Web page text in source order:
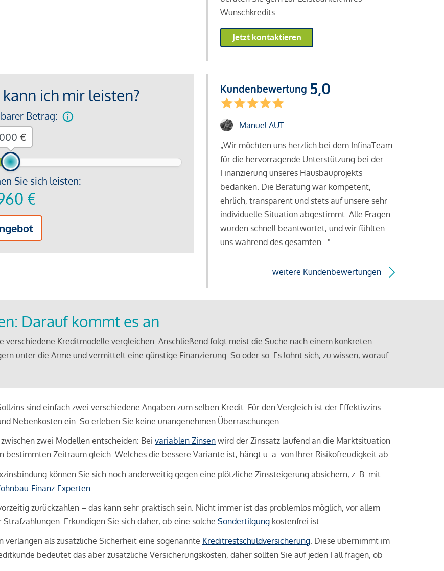
Wunschkredits.
Jetzt kontaktieren
ich mir leisten?
Betrag:
Sie sich leisten:
€
€
Kundenbewertung 5,0
Manuel AUT
„Wir möchten uns herzlich bei dem InfinaTeam
für die hervorragende Unterstützung bei der
Finanzierung unseres Hausbauprojekts
bedanken. Die Beratung war kompetent,
ehrlich, transparent und stets auf unsere sehr
individuelle Situation abgestimmt. Alle Fragen
wurden schnell beantwortet, und wir fühlten
uns während des gesamten..."
weitere Kundenbewertungen
Darauf kommt es an
Kreditmodelle vergleichen. Anschließend folgt meist die Suche nach einem konkreten
unter die Arme und vermittelt eine günstige Finanzierung. So oder so: Es lohnt sich, zu wissen, worauf
sind einfach zwei verschiedene Angaben zum selben Kredit. Für den Vergleich ist der Effektivzins
Nebenkosten ein. So erleben Sie keine unangenehmen Überraschungen.
zwei Modellen entscheiden: Bei variablen Zinsen wird der Zinssatz laufend an die Marktsituation
bestimmten Zeitraum gleich. Welches die bessere Variante ist, hängt u. a. von Ihrer Risikofreudigkeit ab.
können Sie sich noch anderweitig gegen eine plötzliche Zinssteigerung absichern, z. B. mit
Finanz-Experten
zurückzahlen – das kann sehr praktisch sein. Nicht immer ist das problemlos möglich, vor allem
Erkundigen Sie sich daher, ob eine solche Sondertilgung kostenfrei ist.
verlangen als zusätzliche Sicherheit eine sogenannte Kreditrestschuldversicherung . Diese übernimmt im
bedeutet das aber zusätzliche Versicherungskosten, daher sollten Sie auf jeden Fall fragen, ob